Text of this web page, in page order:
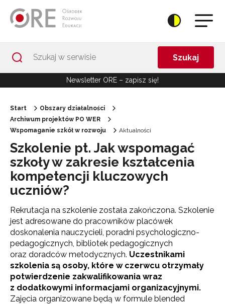
Szukaj
Newsletter ORE – zapisz się!
Start
Obszary działalności
Archiwum projektów PO WER
Wspomaganie szkół w rozwoju
Aktualności
Szkolenie pt. Jak wspomagać
szkoły w zakresie kształcenia
kompetencji kluczowych
uczniów?
Rekrutacja na szkolenie została zakończona. Szkolenie
jest adresowane do pracowników placówek
doskonalenia nauczycieli, poradni psychologiczno-
pedagogicznych, bibliotek pedagogicznych
oraz doradców metodycznych. Uczestnikami
szkolenia są osoby, które w czerwcu otrzymały
potwierdzenie zakwalifikowania wraz
z dodatkowymi informacjami organizacyjnymi.
Zajęcia organizowane będą w formule blended